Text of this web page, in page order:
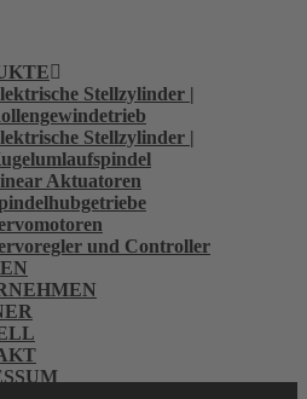
Stellzylinder |
Stellzylinder |
Aktuatoren
und Controller